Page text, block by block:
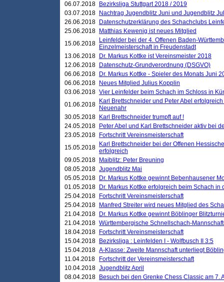
06.07.2018
Bezirksliga Stuttgart 2018 / 2019
03.07.2018
Nachtrag Jugendblitz Juni und Jugendblitz
26.06.2018
Datenschutzerklärung des Schachclubs
25.06.2018
Matthias Kewenig ist neues Mitglied
15.06.2018
Leinfelder bei der 4. Offenen Baden-
Einzelmeisterschaft in Freudenstadt
13.06.2018
Dr. Markus Kottke ist Vereinsmeister 2018
12.06.2018
Datenschutz-Grundverordnung (DSGVO)
06.06.2018
Dr. Markus Kottke - Spieler des Monats Juni
06.06.2018
Neues Mitglied Julius Kopplin
03.06.2018 Vier Leinfelder beim Schach im Schloss in
01.06.2018
Karl Brettschneider und Peter Abel
Neuenahr
30.05.2018
Karl Brettschneider trumpft auf !
24.05.2018
Peter Abel und Karl Brettschneider aktiv bei
23.05.2018
Fortschritt Vereinsmeisterschaft
15.05.2018
Karl Brettschneider bei der Offenen
erfolgreich
09.05.2018
Maiblitz: Peter Breuning
08.05.2018 Jugendblitz Mai
05.05.2018
Dr. Markus Kottke gewinnt Bebenhausener
01.05.2018
Dr. Markus Kottke erfolgreich beim Schach
25.04.2018
Fortschritt Vereinsmeisterschaft
25.04.2018
Manfred Streiter wird neues Mitglied des
21.04.2018
Dr. Markus Kottke gewinnt Böblinger
21.04.2018 Württembergische Schnellschach-
18.04.2018
Fortschritt Vereinsmeisterschaft
15.04.2018
Bezirksliga : Leinfelden I - Wolfbusch II 3:5
15.04.2018 A-Klasse: Zweite Mannschaft unterliegt
11.04.2018
Fortschritt der Vereinsmeisterschaft
10.04.2018 Jugendblitz April
08.04.2018
Besuch bei den Grenke Chess Classic am 7.